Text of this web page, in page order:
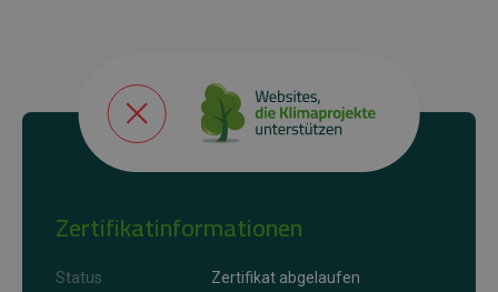
Zertifikatinformationen
Status
Zertifikat abgelaufen